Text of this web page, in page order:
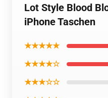
Lot Style Blood
iPhone Taschen
★★★★★
★★★★☆
★★★☆☆